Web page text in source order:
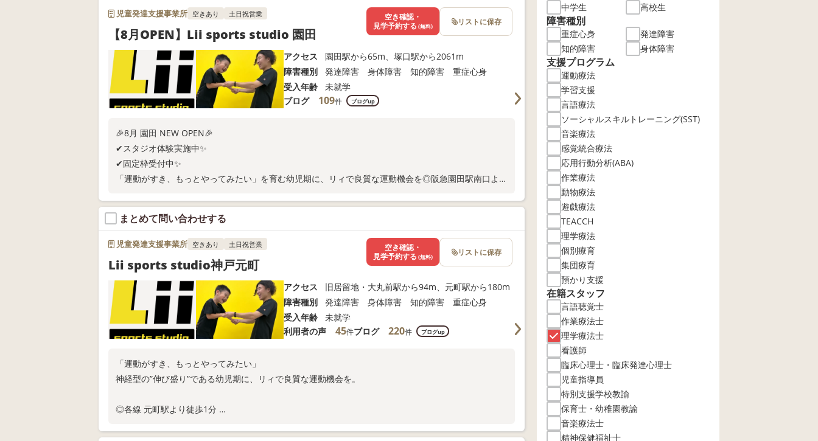
お電話またはWEB問い合わせにてお問い合わせください。
児童発達支援事業所 空きあり 土日祝営業
【8月OPEN】Lii sports studio 園田
アクセス
園田駅から65m、塚口駅から2061m
障害種別
発達障害 身体障害 知的障害 重症心身
受入年齢
未就学
ブログ
109件 ブログup
🎉8月 園田 NEW OPEN🎉
✔スタジオ体験実施中✨
✔固定枠受付中✨
「運動がすき、もっとやってみたい」を育む幼児期に、リィで良質な運動機会を◎阪急園田駅南口より
空き確認・
見学予約する (無料) リストに保存
まとめて問い合わせする
児童発達支援事業所 空きあり 土日祝営業
Lii sports studio神戸元町
アクセス
旧居留地・大丸前駅から94m、元町駅から180m
障害種別
発達障害 身体障害 知的障害 重症心身
受入年齢
未就学
利用者の声
45件ブログ 220件 ブログup
「運動がすき、もっとやってみたい」
神経型の”伸び盛り”である幼児期に、リィで良質な運動機会を。
◎各線 元町駅より徒歩1分
空き確認・
見学予約する (無料) リストに保存
中学生
高校生
障害種別
重症心身
発達障害
知的障害
身体障害
支援プログラム
運動療法
学習支援
言語療法
ソーシャルスキルトレーニング(SST)
音楽療法
感覚統合療法
応用行動分析(ABA)
作業療法
動物療法
遊戯療法
TEACCH
理学療法
個別療育
集団療育
預かり支援
在籍スタッフ
言語聴覚士
作業療法士
理学療法士
看護師
臨床心理士・臨床発達心理士
児童指導員
特別支援学校教諭
保育士・幼稚園教諭
音楽療法士
精神保健福祉士